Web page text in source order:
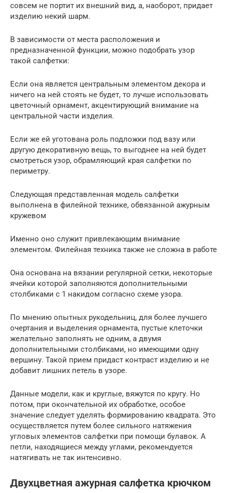
совсем не портит их внешний вид, а, наоборот, придает
изделию некий шарм.
В зависимости от места расположения и
предназначенной функции, можно подобрать узор
такой салфетки:
Если она является центральным элементом декора и
ничего на ней стоять не будет, то лучше использовать
цветочный орнамент, акцентирующий внимание на
центральной части изделия.
Если же ей уготована роль подложки под вазу или
другую декоративную вещь, то выгоднее на ней будет
смотреться узор, обрамляющий края салфетки по
периметру.
Следующая представленная модель салфетки
выполнена в филейной технике, обвязанной ажурным
кружевом
Именно оно служит привлекающим внимание
элементом. Филейная техника также не сложна в работе
Она основана на вязании регулярной сетки, некоторые
ячейки которой заполняются дополнительными
столбиками с 1 накидом согласно схеме узора.
По мнению опытных рукодельниц, для более лучшего
очертания и выделения орнамента, пустые клеточки
желательно заполнять не одним, а двумя
дополнительными столбиками, но имеющими одну
вершину. Такой прием придаст контраст изделию и не
добавит лишних петель в узоре.
Данные модели, как и круглые, вяжутся по кругу. Но
потом, при окончательной их обработке, особое
значение следует уделять формированию квадрата. Это
осуществляется путем более сильного натяжения
угловых элементов салфетки при помощи булавок. А
петли, находящиеся между углами, рекомендуется
натягивать не так интенсивно.
Двухцветная ажурная салфетка крючком